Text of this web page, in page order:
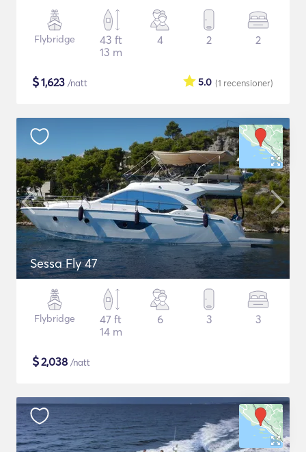
Flybridge
43 ft
13 m
4 2 2
$1,623 /natt (1 recensioner)
5.0
Sessa Fly 47
Flybridge
47 ft
14 m
6 3 3
$2,038 /natt